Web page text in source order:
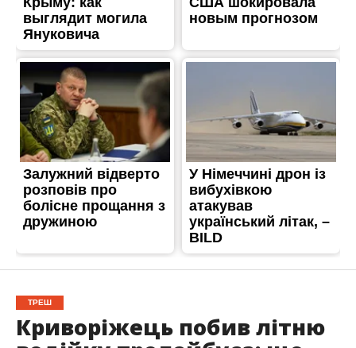
ТРЕШ
Криворіжець побив літню